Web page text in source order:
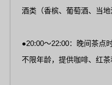
酒类（香槟、葡萄酒、当
●20:00～22:00：晚间茶点
不限年龄，提供咖啡、红